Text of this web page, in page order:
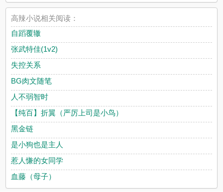
高辣小说相关阅读：
自蹈覆辙
张武特佳(1v2)
失控关系
BG肉文随笔
人不弱智时
【纯百】折翼（严厉上司是小鸟）
黑金链
是小狗也是主人
惹人慊的女同学
血藤（母子）